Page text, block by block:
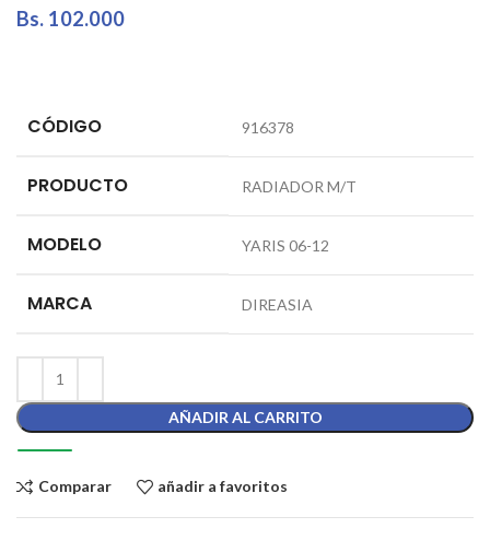
Bs. 102.000
CÓDIGO 916378
PRODUCTO RADIADOR M/T
MODELO YARIS 06-12
MARCA DIREASIA
AÑADIR AL CARRITO
Comparar añadir a favoritos